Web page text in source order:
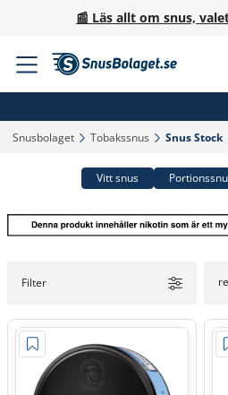
📰 Läs allt om snus,
Snusbolaget‎ Tobakssnus‎ Snus Stock‎
Vitt snus
Filter